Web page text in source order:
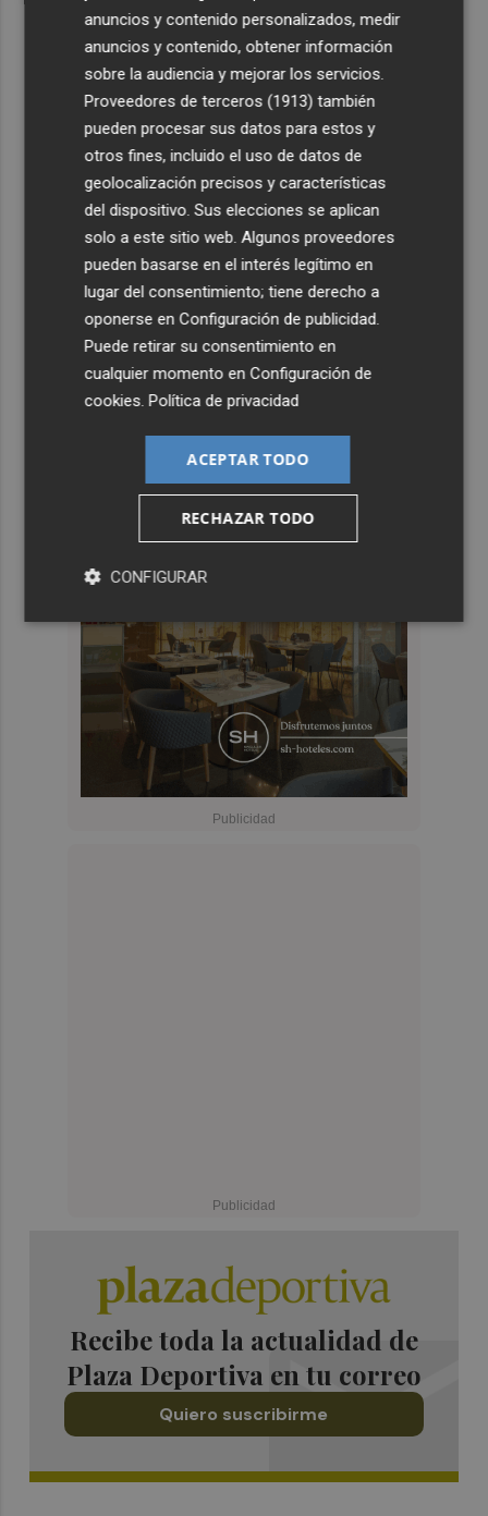
Recibe toda la actualidad de
Plaza Deportiva en tu correo
Quiero suscribirme
anuncios y contenido personalizados, medir
anuncios y contenido, obtener información
sobre la audiencia y mejorar los servicios.
Proveedores de terceros (1913) también
pueden procesar sus datos para estos y
otros fines, incluido el uso de datos de
geolocalización precisos y características
del dispositivo. Sus elecciones se aplican
solo a este sitio web. Algunos proveedores
pueden basarse en el interés legítimo en
lugar del consentimiento; tiene derecho a
oponerse enConfiguración de publicidad.
Puede retirar su consentimiento en
cualquier momento enConfiguración de
cookies.Política de privacidad
ACEPTAR TODO
RECHAZAR TODO
CONFIGURAR